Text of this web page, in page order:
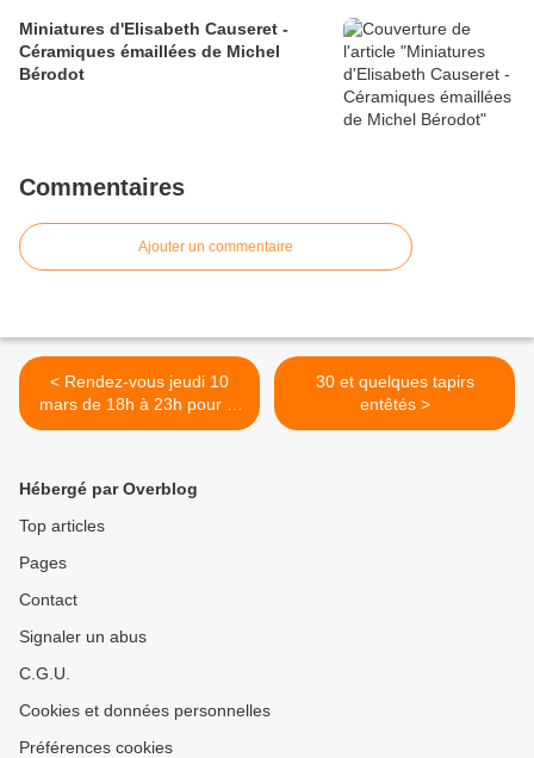
Miniatures d'Elisabeth Causeret -
Céramiques émaillées de Michel
Bérodot
Commentaires
Ajouter un commentaire
< Rendez-vous jeudi 10
mars de 18h à 23h pour le
vernissage de l'expo
30 et quelques tapirs
entêtés >
Hébergé par Overblog
Top articles
Pages
Contact
Signaler un abus
C.G.U.
Cookies et données personnelles
Préférences cookies